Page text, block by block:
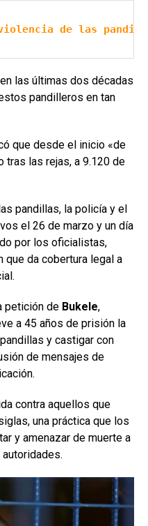
violencia de las
las últimas dos décadas
pandilleros en tan
que desde el inicio «de
tras las rejas, a 9.120 de
pandillas, la policía y el
el 26 de marzo y un día
por los oficialistas,
que da cobertura legal a
petición de Bukele,
a 45 años de prisión la
y castigar con
de mensajes de
contra aquellos que
una práctica que los
y amenazar de muerte a